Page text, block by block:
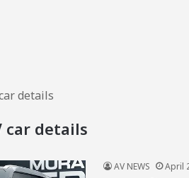
details
car details
AV NEWS April